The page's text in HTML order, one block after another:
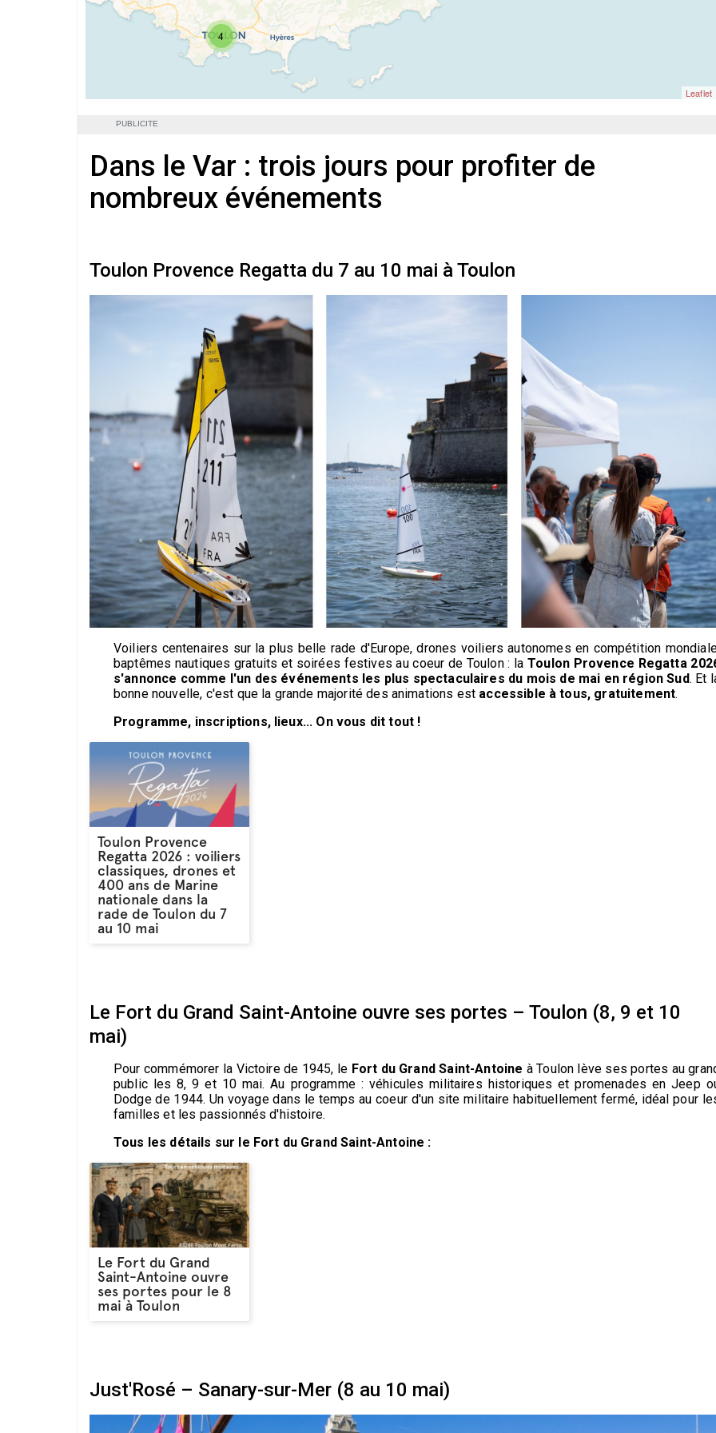
4
Leaflet
PUBLICITE
Dans le Var : trois jours pour profiter de
nombreux événements
Toulon Provence Regatta du 7 au 10 mai à Toulon
Voiliers centenaires sur la plus belle rade d'Europe, drones voiliers autonomes en compétition
baptêmes nautiques gratuits et soirées festives au coeur de Toulon : laToulon Provence Regatta
s'annonce comme l'un des événements les plus spectaculaires du mois de mai en région Sud. Et
bonne nouvelle, c'est que la grande majorité des animations est accessible à tous, gratuitement.
Programme, inscriptions, lieux... On vous dit tout !
Toulon Provence
Regatta 2026 : voiliers
classiques, drones et
400 ans de Marine
nationale dans la
rade de Toulon du 7
au 10 mai
Le Fort du Grand Saint-Antoine ouvre ses portes – Toulon (8, 9 et 10
mai)
Pour commémorer la Victoire de 1945, le Fort du Grand Saint-Antoine à Toulon lève ses portes au
public les 8, 9 et 10 mai. Au programme : véhicules militaires historiques et promenades en Jeep
Dodge de 1944. Un voyage dans le temps au coeur d'un site militaire habituellement fermé, idéal pour
familles et les passionnés d'histoire.
Tous les détails sur le Fort du Grand Saint-Antoine :
Le Fort du Grand
Saint-Antoine ouvre
ses portes pour le 8
mai à Toulon
Just'Rosé – Sanary-sur-Mer (8 au 10 mai)